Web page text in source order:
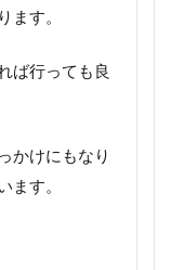
ます。
ば行っても良
かけにもなり
ます。